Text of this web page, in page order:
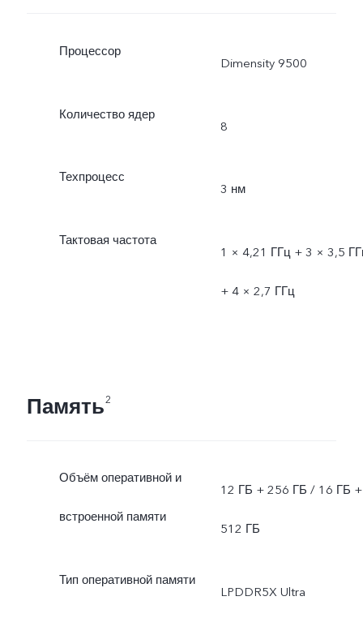
Процессор
Dimensity 9500
Количество ядер
8
Техпроцесс
3 нм
Тактовая частота
1 × 4,21 ГГц + 3 × 3,5
+ 4 × 2,7 ГГц
Память2
Объём оперативной и
встроенной памяти
12 ГБ + 256 ГБ / 16 ГБ +
512 ГБ
Тип оперативной памяти
LPDDR5X Ultra